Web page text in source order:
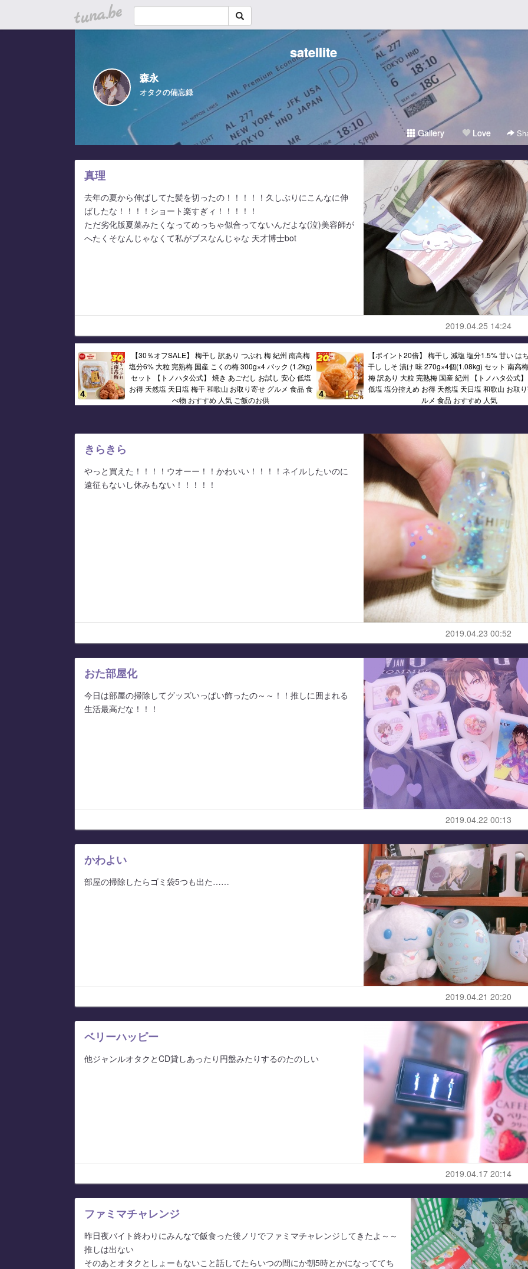
tuna.be
satellite
森永
オタクの備忘録
Gallery Love
真理
去年の夏から伸ばしてた髪を切ったの！！！！！久しぶりにこんなに伸
ばしたな！！！！ショート楽すぎィ！！！！！
ただ劣化版夏菜みたくなってめっちゃ似合ってないんだよな(泣)美容師が
へたくそなんじゃなくて私がブスなんじゃな 天才博士bot
2019.04.25 14:24
【30％オフSALE】 梅干し 訳あり つぶれ 梅 紀州 南高梅
塩分6% 大粒 完熟梅 国産 こくの梅 300g×4 パック (1.2kg)
セット 【トノハタ公式】 焼き あごだし お試し 安心 低塩
お得 天然塩 天日塩 梅干 和歌山 お取り寄せ グルメ 食品 食
べ物 おすすめ 人気 ご飯のお供
【ポイント20倍】 梅干し 減塩 塩分1.5% 甘い は
干し しそ 漬け 味 270g×4個(1.08kg) セット 南高
梅 訳あり 大粒 完熟梅 国産 紀州 【トノハタ公式
低塩 塩分控えめ お得 天然塩 天日塩 和歌山 お取
ルメ 食品 おすすめ 人気
きらきら
やっと買えた！！！！ウオーー！！かわいい！！！！ネイルしたいのに
遠征もないし休みもない！！！！！
2019.04.23 00:52
おた部屋化
今日は部屋の掃除してグッズいっぱい飾ったの～～！！推しに囲まれる
生活最高だな！！！
2019.04.22 00:13
かわよい
部屋の掃除したらゴミ袋5つも出た……
2019.04.21 20:20
ベリーハッピー
他ジャンルオタクとCD貸しあったり円盤みたりするのたのしい
2019.04.17 20:14
ファミマチャレンジ
昨日夜バイト終わりにみんなで飯食った後ノリでファミマチャレンジしてきたよ～～
推しは出ない
そのあとオタクとしょーもないこと話してたらいつの間にか朝5時とかになっててち